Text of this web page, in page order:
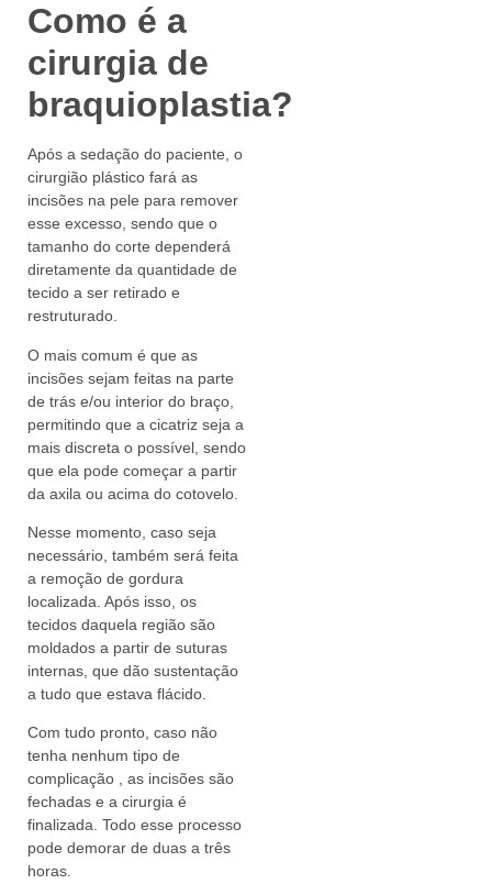
Como é a
cirurgia de
braquioplastia?
Após a sedação do paciente, o
cirurgião plástico fará as
incisões na pele para remover
esse excesso, sendo que o
tamanho do corte dependerá
diretamente da quantidade de
tecido a ser retirado e
restruturado.
O mais comum é que as
incisões sejam feitas na parte
de trás e/ou interior do braço,
permitindo que a cicatriz seja a
mais discreta o possível, sendo
que ela pode começar a partir
da axila ou acima do cotovelo.
Nesse momento, caso seja
necessário, também será feita
a remoção de gordura
localizada. Após isso, os
tecidos daquela região são
moldados a partir de suturas
internas, que dão sustentação
a tudo que estava flácido.
Com tudo pronto, caso não
tenha nenhum tipo de
complicação , as incisões são
fechadas e a cirurgia é
finalizada. Todo esse processo
pode demorar de duas a três
horas.